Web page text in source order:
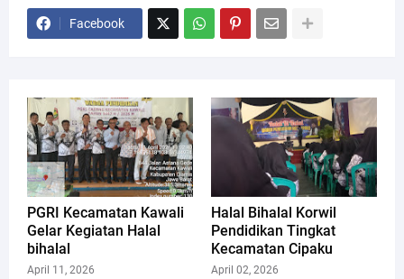
Facebook
PGRI Kecamatan Kawali
Gelar Kegiatan Halal
bihalal
April 11, 2026
Halal Bihalal Korwil
Pendidikan Tingkat
Kecamatan Cipaku
April 02, 2026